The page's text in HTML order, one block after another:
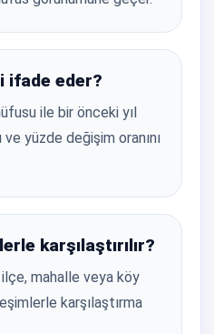
ifade eder?
ile bir önceki yıl
yüzde değişim oranını
karşılaştırılır?
ilçe, mahalle veya köy
karşılaştırma